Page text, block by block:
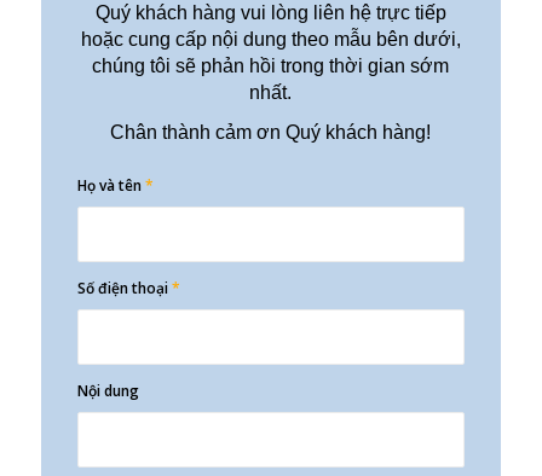
Quý khách hàng vui lòng liên hệ trực tiếp
hoặc cung cấp nội dung theo mẫu bên dưới,
chúng tôi sẽ phản hồi trong thời gian sớm
nhất.
Chân thành cảm ơn Quý khách hàng!
Họ và tên*
Số điện thoại*
Nội dung